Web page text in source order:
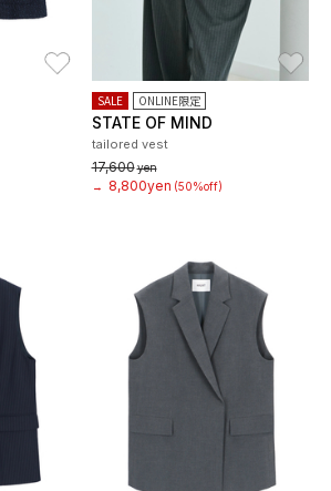
SALE ONLINE限定
STATE OF MIND
tailored vest
17,600yen
→
8,800yen (50%off)